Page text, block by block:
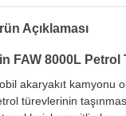
Açıklaması
FAW 8000L Petrol
akaryakıt kamyonu
türevlerinin